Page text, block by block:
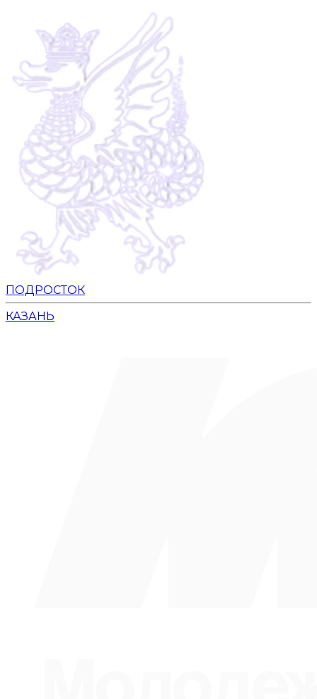
ПОДРОСТОК
КАЗАНЬ